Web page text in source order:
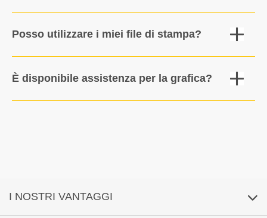
Posso utilizzare i miei file di stampa?
gratuitamente pirma della stampa.
È disponibile assistenza per la grafica?
sovrapprezzo. I tuoi file di stampa vengono sempre verificati
I NOSTRI VANTAGGI